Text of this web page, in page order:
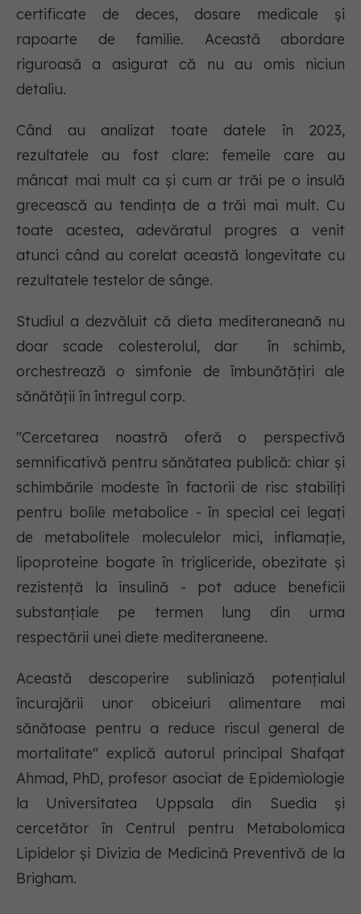
certificate de deces, dosare medicale și
rapoarte de familie. Această abordare
riguroasă a asigurat că nu au omis niciun
detaliu.
Când au analizat toate datele în 2023,
rezultatele au fost clare: femeile care au
mâncat mai mult ca și cum ar trăi pe o insulă
grecească au tendința de a trăi mai mult. Cu
toate acestea, adevăratul progres a venit
atunci când au corelat această longevitate cu
rezultatele testelor de sânge.
Studiul a dezvăluit că dieta mediteraneană nu
doar scade colesterolul, dar în schimb,
orchestrează o simfonie de îmbunătățiri ale
sănătății în întregul corp.
"Cercetarea noastră oferă o perspectivă
semnificativă pentru sănătatea publică: chiar și
schimbările modeste în factorii de risc stabiliți
pentru bolile metabolice - în special cei legați
de metabolitele moleculelor mici, inflamație,
lipoproteine bogate în trigliceride, obezitate și
rezistență la insulină - pot aduce beneficii
substanțiale pe termen lung din urma
respectării unei diete mediteraneene.
Această descoperire subliniază potențialul
încurajării unor obiceiuri alimentare mai
sănătoase pentru a reduce riscul general de
mortalitate" explică autorul principal Shafqat
Ahmad, PhD, profesor asociat de Epidemiologie
la Universitatea Uppsala din Suedia și
cercetător în Centrul pentru Metabolomica
Lipidelor și Divizia de Medicină Preventivă de la
Brigham.